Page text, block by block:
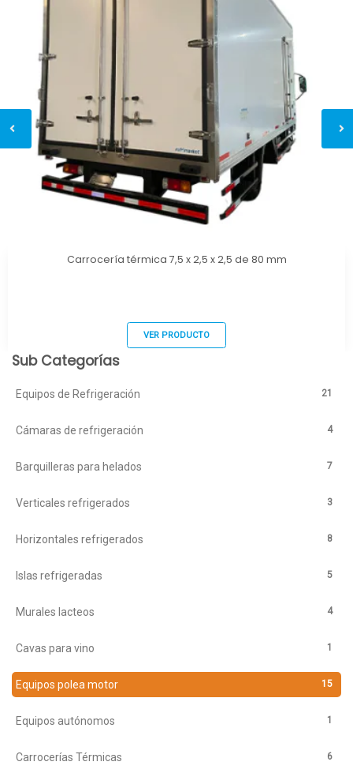
Carrocería térmica 7,5 x 2,5 x 2,5 de 80 mm
VER PRODUCTO
Sub Categorías
Equipos de Refrigeración 21
Cámaras de refrigeración 4
Barquilleras para helados 7
Verticales refrigerados 3
Horizontales refrigerados 8
Islas refrigeradas 5
Murales lacteos 4
Cavas para vino 1
Equipos polea motor 15
Equipos autónomos 1
Carrocerías Térmicas 6